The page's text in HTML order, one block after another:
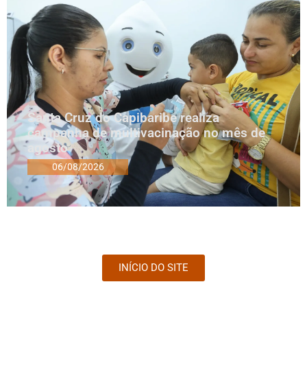
Santa Cruz do Capibaribe realiza
campanha de multivacinação no mês de
agosto
06/08/2026
INÍCIO DO SITE